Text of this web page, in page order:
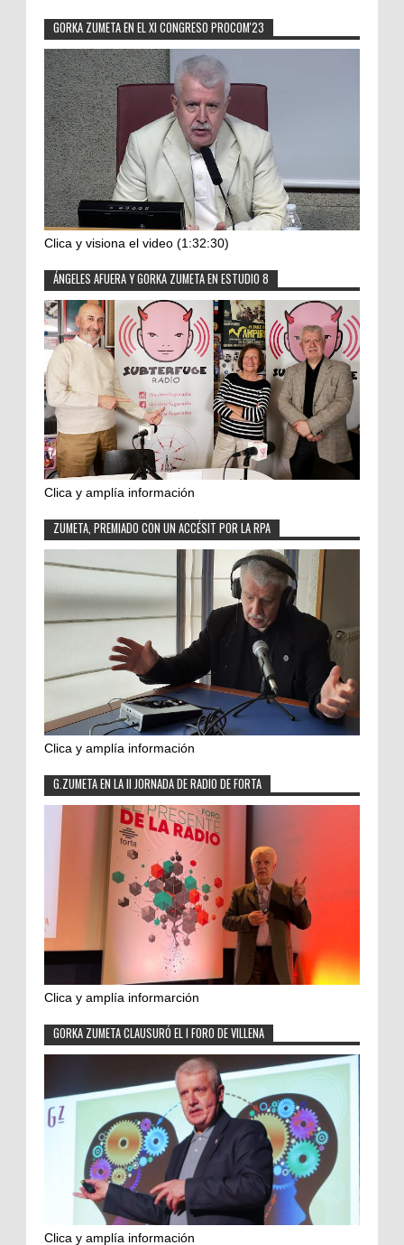
GORKA ZUMETA EN EL XI CONGRESO PROCOM'23
Clica y visiona el video (1:32:30)
ÁNGELES AFUERA Y GORKA ZUMETA EN ESTUDIO 8
Clica y amplía información
ZUMETA, PREMIADO CON UN ACCÉSIT POR LA RPA
Clica y amplía información
G.ZUMETA EN LA II JORNADA DE RADIO DE FORTA
Clica y amplía informarción
GORKA ZUMETA CLAUSURÓ EL I FORO DE VILLENA
Clica y amplía información